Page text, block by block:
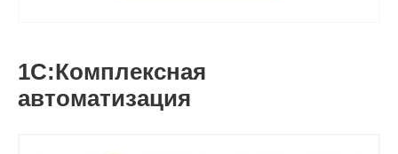
1С:Комплексная
автоматизация